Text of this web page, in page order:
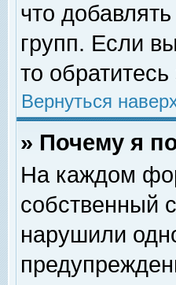
что
групп. Если
то
Вернуться
» Почему я
На каждом
собственный
нарушили